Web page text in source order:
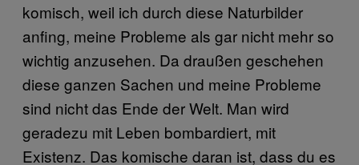
komisch, weil ich durch diese Naturbilder
anfing, meine Probleme als gar nicht mehr so
wichtig anzusehen. Da draußen geschehen
diese ganzen Sachen und meine Probleme
sind nicht das Ende der Welt. Man wird
geradezu mit Leben bombardiert, mit
Existenz. Das komische daran ist, dass du es